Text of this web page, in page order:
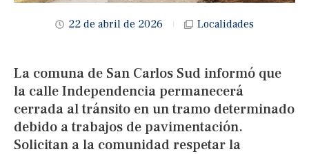
22 de abril de 2026 Localidades
La comuna de San Carlos Sudinformó que
la calle Independencia permanecerá
cerrada al tránsito en un tramo determinado
debido a trabajos de pavimentación.
Solicitan a la comunidad respetar la